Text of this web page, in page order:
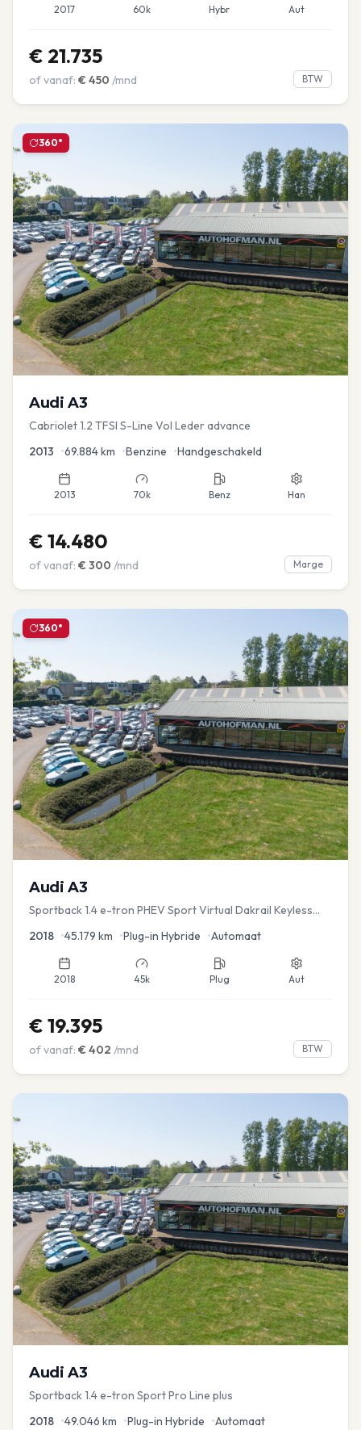
2017 60k Hybr Aut
€ 21.735
of vanaf: € 450 /mnd BTW
360°
Audi A3
Cabriolet 1.2 TFSI S-Line Vol Leder advance
2013 •69.884km •Benzine •Handgeschakeld
2013 70k Benz Han
€ 14.480
of vanaf: € 300 /mnd Marge
360°
Audi A3
Sportback 1.4 e-tron PHEV Sport Virtual Dakrail Keyless
2018 •45.179 km •Plug-in Hybride •Automaat
2018 45k Plug Aut
€ 19.395
of vanaf: € 402 /mnd BTW
Audi A3
Sportback 1.4 e-tron Sport Pro Line plus
2018 •49.046 km •Plug-in Hybride •Automaat